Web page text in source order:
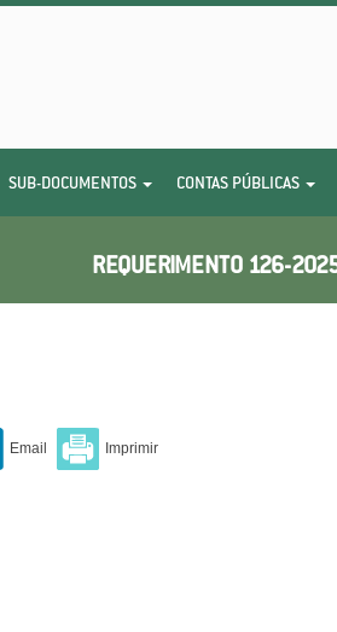
SUB-DOCUMENTOS CONTAS PÚBLICAS
REQUERIMENTO 126-